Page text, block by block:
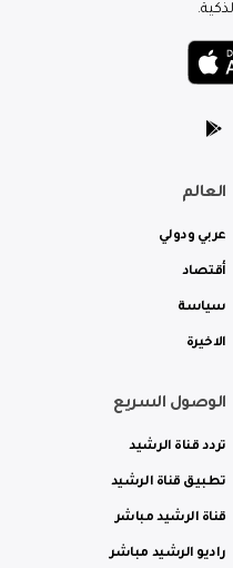
العالم
عربي ودولي
أقتصاد
سياسة
الاخيرة
الوصول السريع
تردد قناة الرشيد
تطبيق قناة الرشيد
قناة الرشيد مباشر
راديو الرشيد مباشر